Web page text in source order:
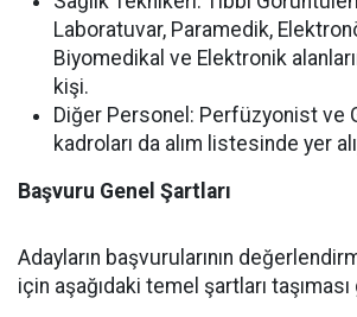
Laboratuvar, Paramedik,
Biyomedikal ve Elektronik
kişi.
Diğer Personel: Perfüzyonist ve
kadroları da alım listesinde yer
Başvuru Genel Şartları
Adayların başvurularının
için aşağıdaki temel şartları